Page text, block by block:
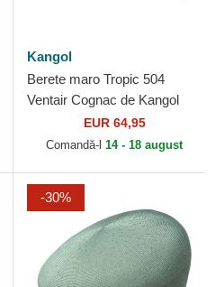
Kangol
Berete maro Tropic 504
Ventair Cognac de Kangol
EUR 64,95
Comandă-l 14 - 18 august
-30%